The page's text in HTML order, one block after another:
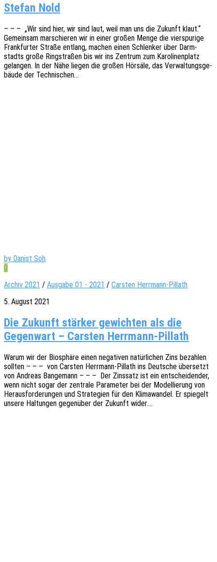
Stefan Nold
– – – „Wir sind hier, wir sind laut, weil man uns die Zukunft klaut.“
Gemein­sam marschie­ren wir in einer großen Menge die vier­spu­ri­ge
Frank­fur­ter Straße entlang, machen einen Schlen­ker über Darm­
stadts große Ring­stra­ßen bis wir ins Zentrum zum Karo­li­nen­platz
gelan­gen. In der Nähe liegen die großen Hörsä­le, das Verwal­tungs­ge­
bäu­de der Technischen…
by Danist Soh
0
Archiv 2021 / Ausgabe 01 - 2021 / Carsten Herrmann-Pillath
5. August 2021
Die Zukunft stärker gewichten als die
Gegenwart – Carsten Herrmann-Pillath
Warum wir der Biosphä­re einen nega­ti­ven natür­li­chen Zins bezah­len
soll­ten – – – von Cars­ten Herr­­mann-Pillath ins Deut­sche über­setzt
von Andre­as Bange­mann – – – Der Zins­satz ist ein entschei­den­der,
wenn nicht sogar der zentra­le Para­me­ter bei der Model­lie­rung von
Heraus­for­de­run­gen und Stra­te­gien für den Klima­wan­del. Er spie­gelt
unsere Haltun­gen gegen­über der Zukunft wider.…